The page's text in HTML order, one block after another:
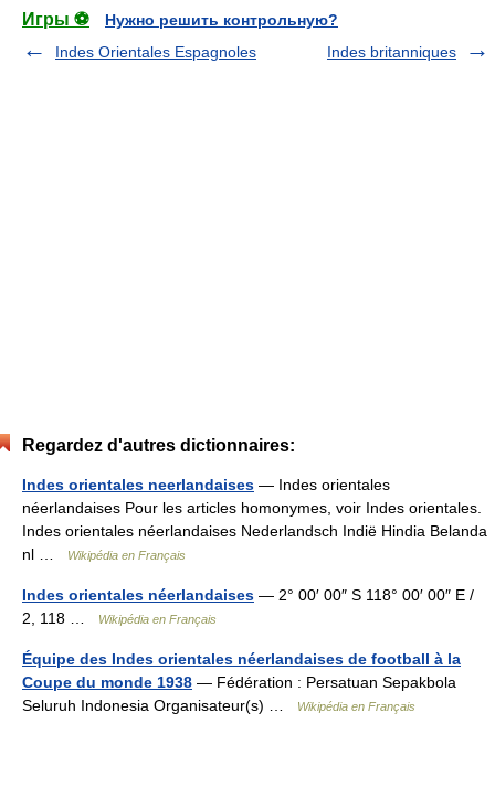
Игры ⚽
Нужно решить контрольную?
Indes Orientales Espagnoles
Indes britanniques
Regardez d'autres dictionnaires:
Indes orientales neerlandaises — Indes orientales
néerlandaises Pour les articles homonymes, voir Indes orientales.
Indes orientales néerlandaises Nederlandsch Indië Hindia Belanda
nl …
Wikipédia en Français
Indes orientales néerlandaises — 2° 00′ 00″ S 118° 00′ 00″ E /
2, 118 …
Wikipédia en Français
Équipe des Indes orientales néerlandaises de football à la
Coupe du monde 1938 — Fédération : Persatuan Sepakbola
Seluruh Indonesia Organisateur(s) …
Wikipédia en Français